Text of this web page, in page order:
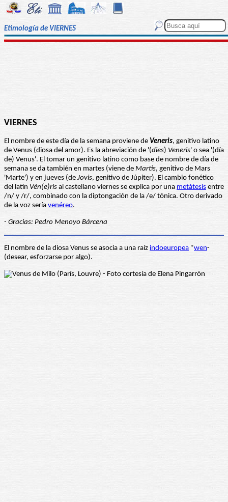
Etimología de VIERNES
VIERNES
El nombre de este día de la semana proviene de Veneris, genitivo latino
de Venus (diosa del amor). Es la abreviación de '(dies) Veneris' o sea '(día
de) Venus'. El tomar un genitivo latino como base de nombre de día de
semana se da también en martes (viene de Martis, genitivo de Mars
'Marte') y en jueves (de Jovis, genitivo de Júpiter). El cambio fonético
del latín Vén(e)ris al castellano viernes se explica por una metátesis entre
/n/ y /r/, combinado con la diptongación de la /e/ tónica. Otro derivado
de la voz sería venéreo.
- Gracias: Pedro Menoyo Bárcena
El nombre de la diosa Venus se asocia a una raíz indoeuropea *wen-
(desear, esforzarse por algo).